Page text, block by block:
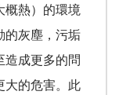
概熱）的環境
的灰塵，污垢
造成更多的問
大的危害。此